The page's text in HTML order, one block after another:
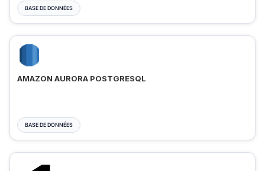
BASE DE DONNÉES
AMAZON AURORA POSTGRESQL
BASE DE DONNÉES